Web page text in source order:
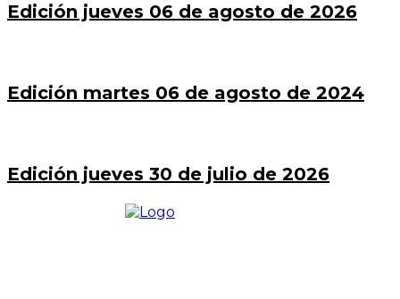
Edición jueves 06 de agosto de 2026
Edición martes 06 de agosto de 2024
Edición jueves 30 de julio de 2026